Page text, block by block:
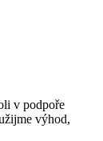
v podpoře
výhod,